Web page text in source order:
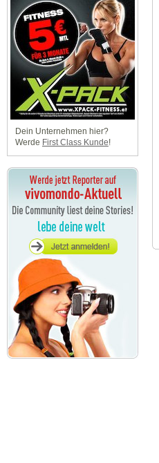
Dein Unternehmen hier?
Werde First Class Kunde!